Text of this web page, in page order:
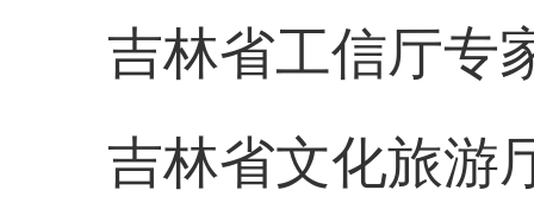
吉林省工信厅专
吉林省文化旅游